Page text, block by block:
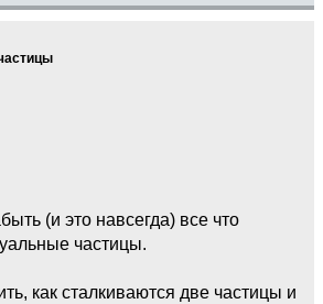
(и это навсегда) все что
частицы.
как сталкиваются две частицы и